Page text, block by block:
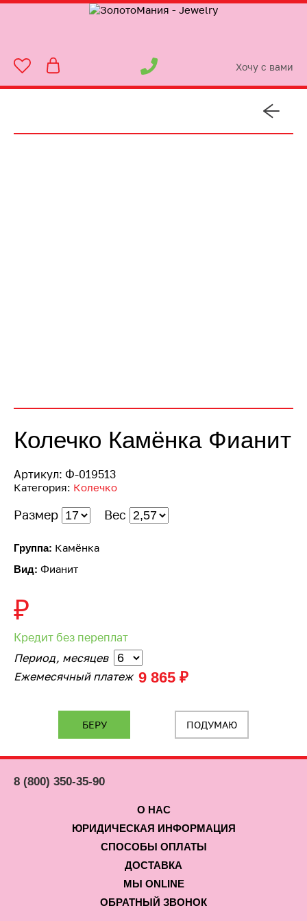
Хочу с вами
Колечко Камёнка Фианит
Артикул: Ф-019513
Категория: Колечко
Размер Вес
Группа: Камёнка
Вид: Фианит
₽
Кредит без переплат
Период, месяцев
Ежемесячный платеж 9 865 ₽
ПОДУМАЮ
8 (800) 350-35-90
О НАС
ЮРИДИЧЕСКАЯ ИНФОРМАЦИЯ
СПОСОБЫ ОПЛАТЫ
ДОСТАВКА
МЫ ONLINE
ОБРАТНЫЙ ЗВОНОК